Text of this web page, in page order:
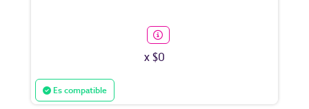
x $0
Es compatible